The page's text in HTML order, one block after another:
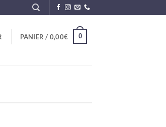
PANIER / 0,00€ 0